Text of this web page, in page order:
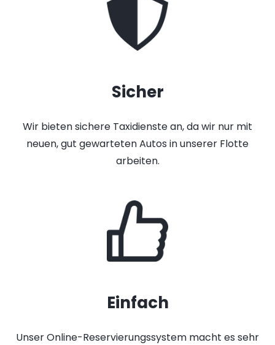
Sicher
Wir bieten sichere Taxidienste an, da wir nur mit
neuen, gut gewarteten Autos in unserer Flotte
arbeiten.
Einfach
Unser Online-Reservierungssystem macht es sehr